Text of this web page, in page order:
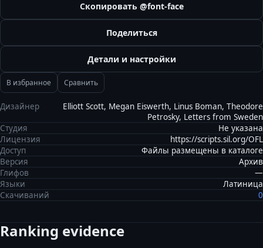
Скопировать @font-face
Поделиться
Детали и настройки
В избранное Сравнить
Дизайнер
Elliott Scott, Megan Eiswerth, Linus Boman, Theodore
Petrosky, Letters from Sweden
Студия
Не указана
Лицензия
https://scripts.sil.org/OFL
Доступ
Файлы размещены в каталоге
Версия
Архив
Глифов
—
Языки
Латиница
Скачиваний
0
Ranking evidence